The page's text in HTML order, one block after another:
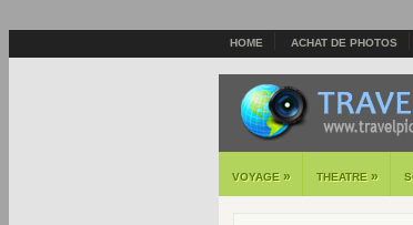
HOME ACHAT DE PHOTOS
VOYAGE » THEATRE »